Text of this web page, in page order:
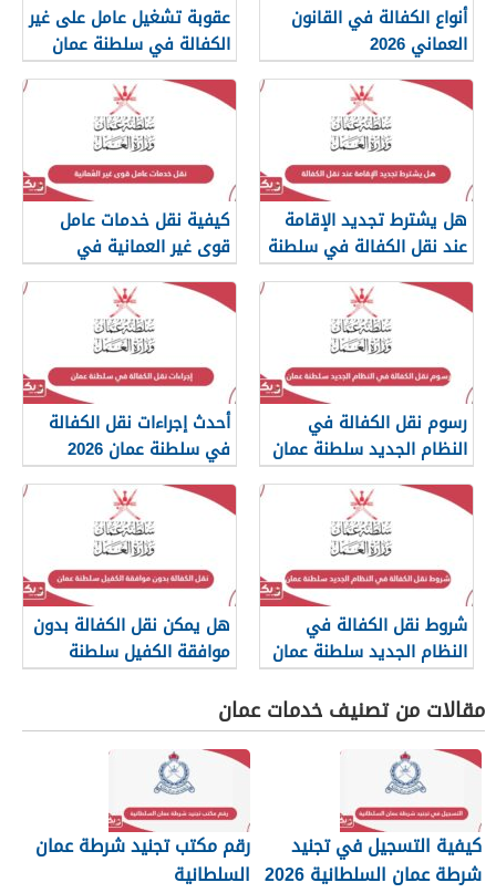
أنواع الكفالة في القانون
العماني 2026
عقوبة تشغيل عامل على غير
الكفالة في سلطنة عمان
هل يشترط تجديد الإقامة
عند نقل الكفالة في سلطنة
عمان؟
كيفية نقل خدمات عامل
قوى غير العمانية في
سلطنة عمان
رسوم نقل الكفالة في
النظام الجديد سلطنة عمان
2026
أحدث إجراءات نقل الكفالة
في سلطنة عمان 2026
شروط نقل الكفالة في
النظام الجديد سلطنة عمان
2026
هل يمكن نقل الكفالة بدون
موافقة الكفيل سلطنة
عمان؟
مقالات من تصنيف خدمات عمان
كيفية التسجيل في تجنيد
شرطة عمان السلطانية 2026
رقم مكتب تجنيد شرطة عمان
السلطانية